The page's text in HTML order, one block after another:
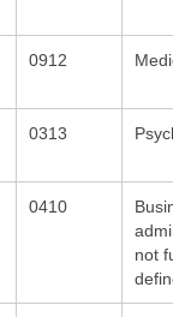
0912
0313
0410
not